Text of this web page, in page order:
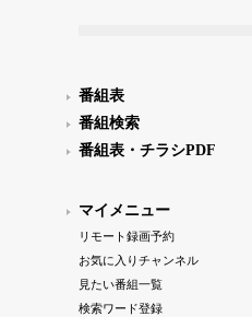
番組表
番組検索
番組表・チラシPDF
マイメニュー
リモート録画予約
お気に入りチャンネル
見たい番組一覧
検索ワード登録